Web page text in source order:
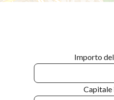
Importo
Capitale